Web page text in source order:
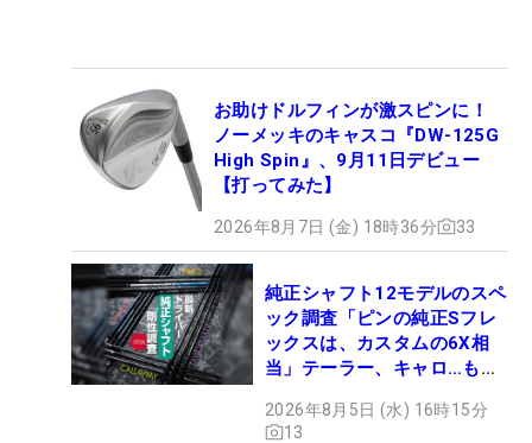
お助けドルフィンが激スピンに！
ノーメッキのキャスコ『DW-125G
High Spin』、9月11日デビュー
【打ってみた】
2026年8月7日 (金) 18時36分 33
純正シャフト12モデルのスペ
ック調査「ピンの純正Sフレ
ックスは、カスタムの6X相
当」テーラー、キャロ…もチ
2026年8月5日 (水) 16時15分
13